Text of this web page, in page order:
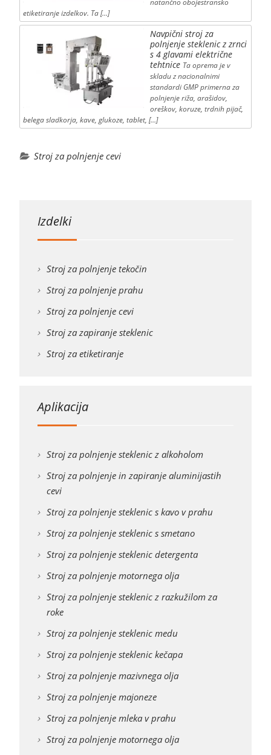
natančno obojestransko
etiketiranje izdelkov. Ta […]
Navpični stroj za
polnjenje steklenic z zrnci
s 4 glavami električne
tehtnice Ta oprema je v
skladu z nacionalnimi
standardi GMP primerna za
polnjenje riža, arašidov,
oreškov, koruze, trdnih pijač,
belega sladkorja, kave, glukoze, tablet, […]
Stroj za polnjenje cevi
Izdelki
Stroj za polnjenje tekočin
Stroj za polnjenje prahu
Stroj za polnjenje cevi
Stroj za zapiranje steklenic
Stroj za etiketiranje
Aplikacija
Stroj za polnjenje steklenic z alkoholom
Stroj za polnjenje in zapiranje aluminijastih
cevi
Stroj za polnjenje steklenic s kavo v prahu
Stroj za polnjenje steklenic s smetano
Stroj za polnjenje steklenic detergenta
Stroj za polnjenje motornega olja
Stroj za polnjenje steklenic z razkužilom za
roke
Stroj za polnjenje steklenic medu
Stroj za polnjenje steklenic kečapa
Stroj za polnjenje mazivnega olja
Stroj za polnjenje majoneze
Stroj za polnjenje mleka v prahu
Stroj za polnjenje motornega olja